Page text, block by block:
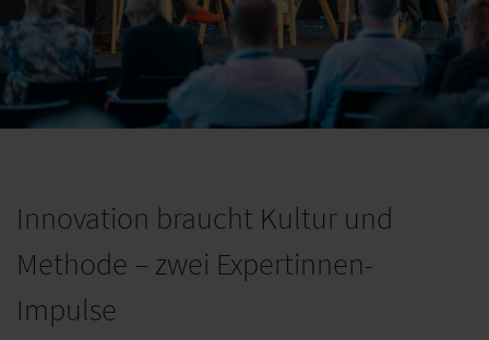
Innovation braucht Kultur und
Methode – zwei Expertinnen-
Impulse